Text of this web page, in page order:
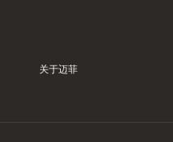
关于迈菲